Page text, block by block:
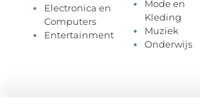
Electronica en
Computers
Entertainment
Mode en
Kleding
Muziek
Onderwijs